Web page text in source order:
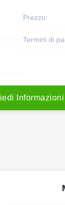
Prezzo:
Termini di
iedi nformazioni